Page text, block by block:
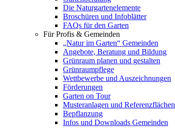
Die Naturgartenelemente
Broschüren und Infoblätter
FAQs für den Garten
Für Profis & Gemeinden
„Natur im Garten“ Gemeinden
Angebote, Beratung und Bildung
Grünraum planen und gestalten
Grünraumpflege
Wettbewerbe und Auszeichnungen
Förderungen
Garten on Tour
Musteranlagen und Referenzflächen
Bepflanzung
Infos und Downloads Gemeinden